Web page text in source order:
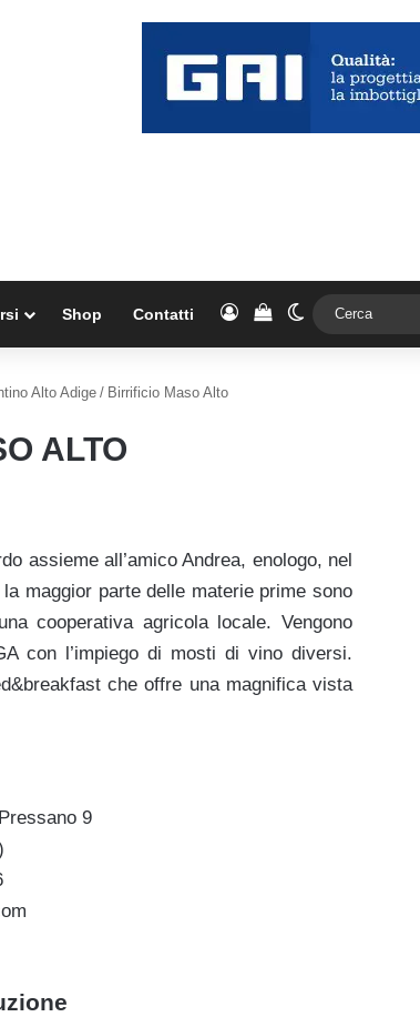
Shop Contatti AccediVedi il carrello
Cambia aspetto
Alto Adige / Birrificio Maso Alto
ALTO
assieme all’amico Andrea, enologo, nel
maggior parte delle materie prime sono
cooperativa agricola locale. Vengono
con l’impiego di mosti di vino diversi.
che offre una magnifica vista
9